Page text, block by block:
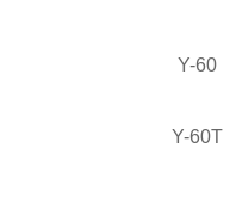
Y-60
Y-60T